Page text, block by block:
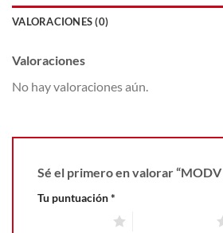
VALORACIONES (0)
Valoraciones
No hay valoraciones aún.
Sé el primero en valorar “MODV
Tu puntuación*